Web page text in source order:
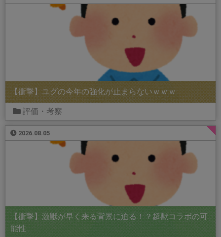
【衝撃】ユグの今年の強化が止まらないｗｗｗ
評価・考察
2026.08.05
【衝撃】激獣が早く来る背景に迫る！？超獣コラボの可
能性